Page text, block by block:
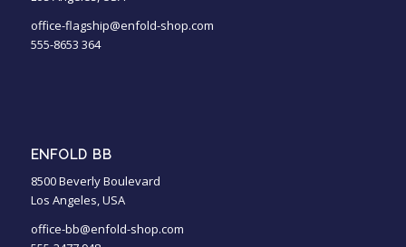
office-flagship@enfold-shop.com
555-8653 364
ENFOLD BB
8500 Beverly Boulevard
Los Angeles, USA
office-bb@enfold-shop.com